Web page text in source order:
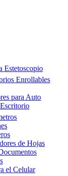
Estetoscopio
Enrollables
para Auto
de Hojas
el Celular